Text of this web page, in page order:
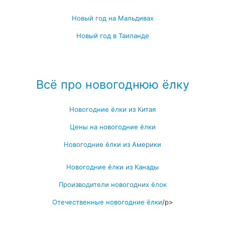
Новый год на Мальдивах
Новый год в Таиланде
Всё про новогоднюю ёлку
Новогодние ёлки из Китая
Цены на новогодние ёлки
Новогодние ёлки из Америки
Новогодние ёлки из Канады
Производители новогодних ёлок
Отечественные новогодние ёлки/p>